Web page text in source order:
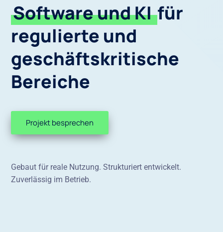
Software und KIfür
regulierte und
geschäftskritische
Bereiche
Projekt besprechen
Gebaut für reale Nutzung. Strukturiert entwickelt.
Zuverlässig im Betrieb.